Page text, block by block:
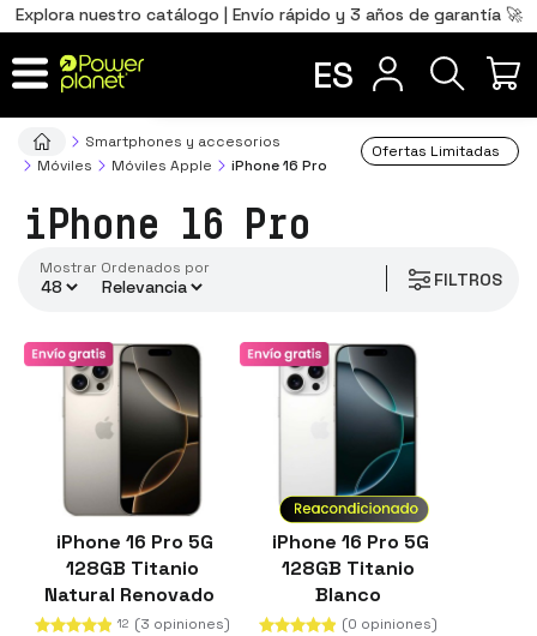
Explora nuestro catálogo | Envío rápido y 3 años de garantía 🚀
ES
Smartphones y accesorios
Móviles
Móviles Apple iPhone 16 Pro
Ofertas Limitadas
iPhone 16 Pro
FILTROS
Mostrar ordenados por
conectividad
iPhone 16 Pro 5G
128GB Titanio
Natural Renovado
12 (3 opiniones)
iPhone 16 Pro 5G
128GB Titanio
Blanco
Reacondicionado
(0 opiniones)
Total 0,00€
IR AL CARRITO
Português
PT
FR